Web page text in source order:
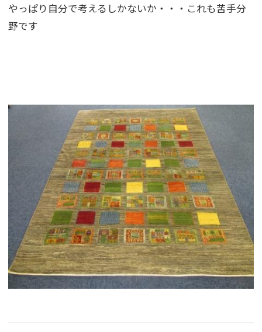
やっぱり自分で考えるしかないか・・・これも苦手分
野です